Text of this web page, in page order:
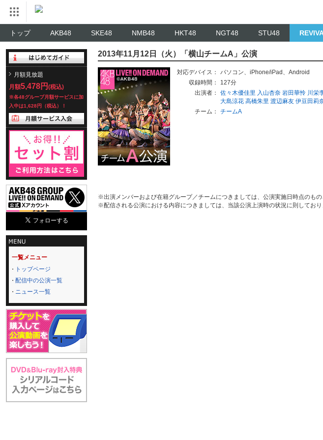
トップ AKB48 SKE48 NMB48 HKT48 NGT48 STU48
月額見放題
月額5,478円 (税込)
※各48グループ月額サービスに加
入中は1,628円（税込）！
一覧メニュー
トップページ
配信中の公演一覧
ニュース一覧
2013年11月12日（火）「横山チームA」公演
対応デバイス： パソコン、 iPhone/iPad 、 Android
収録時間：
127分
出演者：
佐々木優佳里 入山杏奈 岩田華怜 川栄
大島涼花 高橋朱里 渡辺麻友 伊豆田莉
チーム：
チームA
※出演メンバーおよび在籍グループ／チームにつきましては、公演実施日時点のもの
※配信される公演における内容につきましては、当該公演上演時の状況に則してお